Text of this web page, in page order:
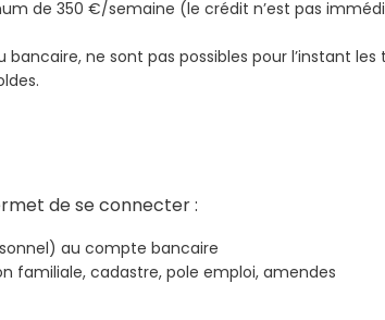
de 350 €/semaine (le crédit n’est pas
ne sont pas possibles pour l’instant les
de se connecter :
au compte bancaire
familiale, cadastre, pole emploi, amendes